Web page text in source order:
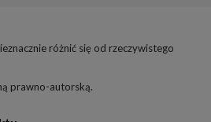
różnić się od rzeczywistego
prawno-autorską.